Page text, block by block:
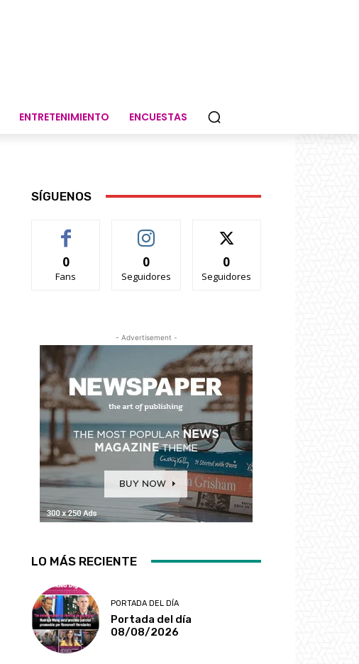
ENTRETENIMIENTO ENCUESTAS
SÍGUENOS
0
Fans
0
Seguidores
0
Seguidores
- Advertisement -
LO MÁS RECIENTE
PORTADA DEL DÍA
Portada del día
08/08/2026